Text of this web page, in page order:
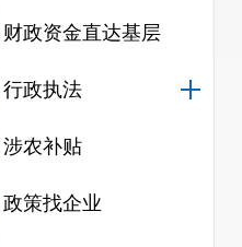
财政资金直达基层
行政执法
涉农补贴
政策找企业